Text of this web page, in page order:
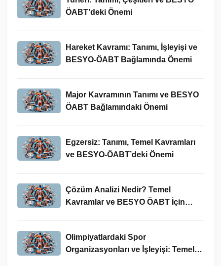
ÖABT’deki Önemi
Hareket Kavramı: Tanımı, İşleyişi ve
BESYO-ÖABT Bağlamında Önemi
Major Kavramının Tanımı ve BESYO
ÖABT Bağlamındaki Önemi
Egzersiz: Tanımı, Temel Kavramları
ve BESYO-ÖABT’deki Önemi
Çözüm Analizi Nedir? Temel
Kavramlar ve BESYO ÖABT İçin
Olimpiyatlardaki Spor
Organizasyonları ve İşleyişi: Temel